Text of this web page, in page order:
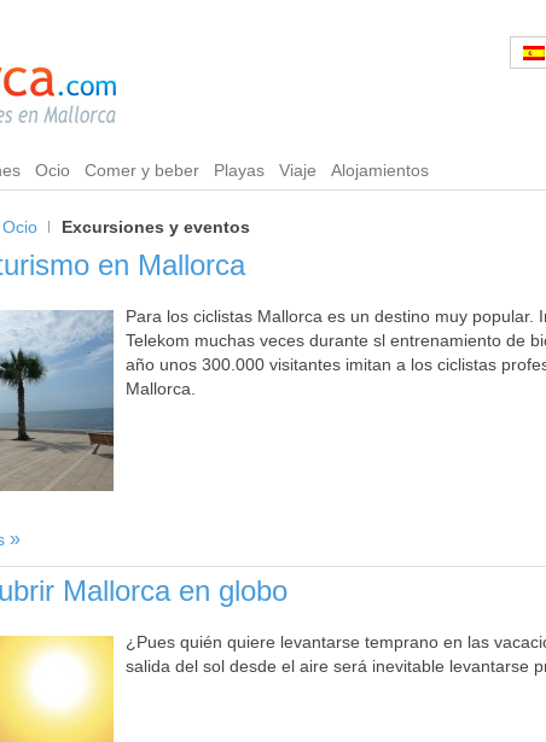
Ocio Comer y beber Playas Viaje Alojamientos
Ocio Excursiones y eventos
en Mallorca
Para los ciclistas Mallorca es un destino muy popular.
Telekom muchas veces durante sl entrenamiento de
año unos 300.000 visitantes imitan a los ciclistas
Mallorca.
Mallorca en globo
¿Pues quién quiere levantarse temprano en las
salida del sol desde el aire será inevitable levantarse